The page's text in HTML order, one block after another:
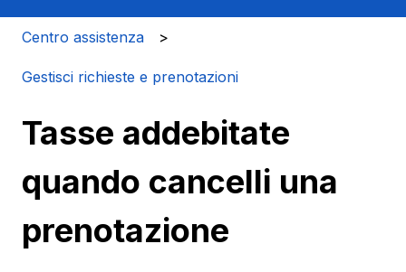
Centro assistenza
Gestisci richieste e prenotazioni
Tasse addebitate
quando cancelli una
prenotazione